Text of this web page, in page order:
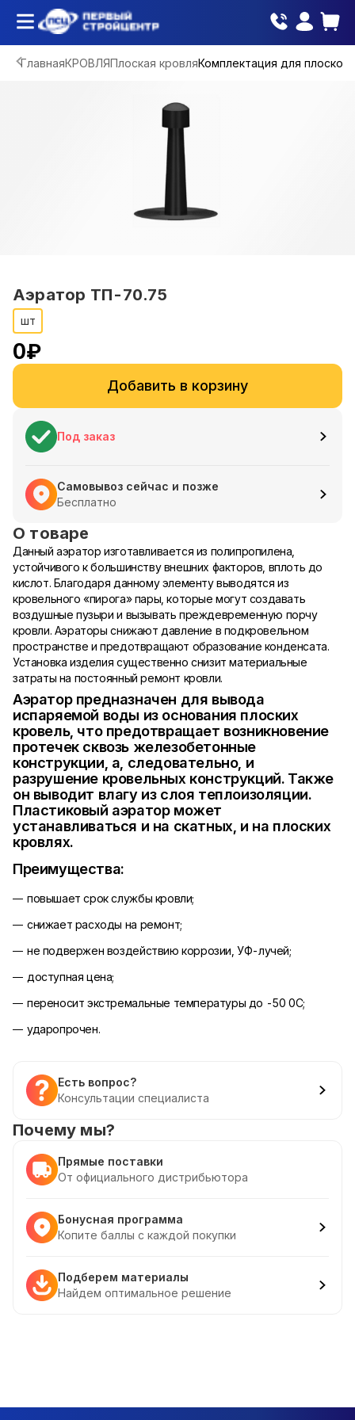
ГлавнаяКРОВЛЯПлоская кровляКомплектация для плоской
Аэратор ТП-70.75
шт
0₽
Добавить в корзину
Под заказ
Самовывоз сейчас и позже
Бесплатно
О товаре
Данный аэратор изготавливается из полипропилена,
устойчивого к большинству внешних факторов, вплоть до
кислот. Благодаря данному элементу выводятся из
кровельного «пирога» пары, которые могут создавать
воздушные пузыри и вызывать преждевременную порчу
кровли. Аэраторы снижают давление в подкровельном
пространстве и предотвращают образование конденсата.
Установка изделия существенно снизит материальные
затраты на постоянный ремонт кровли.
Аэратор предназначен для вывода
испаряемой воды из основания плоских
кровель, что предотвращает возникновение
протечек сквозь железобетонные
конструкции, а, следовательно, и
разрушение кровельных конструкций. Также
он выводит влагу из слоя теплоизоляции.
Пластиковый аэратор может
устанавливаться и на скатных, и на плоских
кровлях.
Преимущества:
повышает срок службы кровли;
снижает расходы на ремонт;
не подвержен воздействию коррозии, УФ-лучей;
доступная цена;
переносит экстремальные температуры до -50 0С;
ударопрочен.
Есть вопрос?
Консультации специалиста
Почему мы?
Прямые поставки
От официального дистрибьютора
Бонусная программа
Копите баллы с каждой покупки
Подберем материалы
Найдем оптимальное решение